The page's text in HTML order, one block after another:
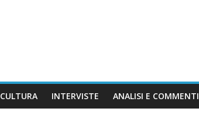
CULTURA INTERVISTE ANALISI E COMMENTI